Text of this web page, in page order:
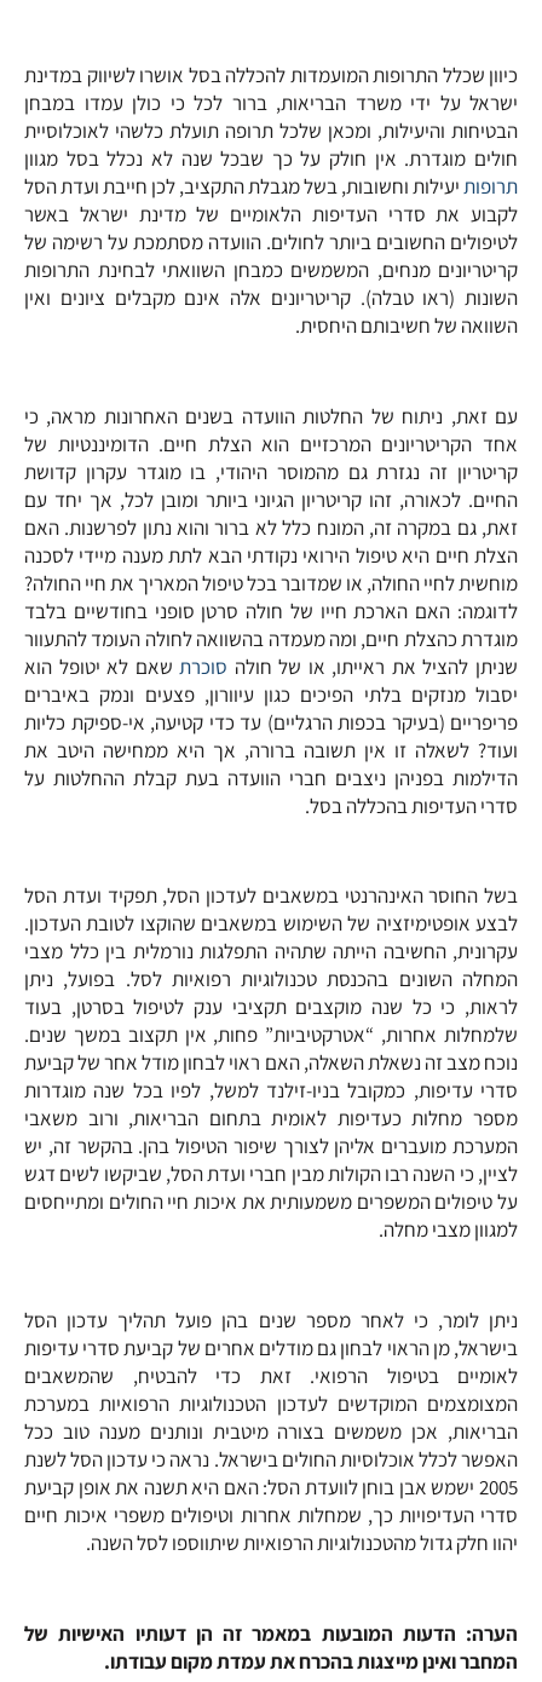
כיוון שכלל התרופות המועמדות להכללה בסל אושרו לשיווק במדינת
ישראל על ידי משרד הבריאות, ברור לכל כי כולן עמדו במבחן
הבטיחות והיעילות, ומכאן שלכל תרופה תועלת כלשהי לאוכלוסיית
חולים מוגדרת. אין חולק על כך שבכל שנה לא נכלל בסל מגוון
תרופותיעילות וחשובות, בשל מגבלת התקציב, לכן חייבת ועדת הסל
לקבוע את סדרי העדיפות הלאומיים של מדינת ישראל באשר
לטיפולים החשובים ביותר לחולים. הוועדה מסתמכת על רשימה של
קריטריונים מנחים, המשמשים כמבחן השוואתי לבחינת התרופות
השונות (ראו טבלה). קריטריונים אלה אינם מקבלים ציונים ואין
השוואה של חשיבותם היחסית.
עם זאת, ניתוח של החלטות הוועדה בשנים האחרונות מראה, כי
אחד הקריטריונים המרכזיים הוא הצלת חיים. הדומיננטיות של
קריטריון זה נגזרת גם מהמוסר היהודי, בו מוגדר עקרון קדושת
החיים. לכאורה, זהו קריטריון הגיוני ביותר ומובן לכל, אך יחד עם
זאת, גם במקרה זה, המונח כלל לא ברור והוא נתון לפרשנות. האם
הצלת חיים היא טיפול הירואי נקודתי הבא לתת מענה מיידי לסכנה
מוחשית לחיי החולה, או שמדובר בכל טיפול המאריך את חיי החולה?
לדוגמה: האם הארכת חייו של חולה סרטן סופני בחודשיים בלבד
מוגדרת כהצלת חיים, ומה מעמדה בהשוואה לחולה העומד להתעוור
שניתן להציל את ראייתו, או של חולה סוכרתשאם לא יטופל הוא
יסבול מנזקים בלתי הפיכים כגון עיוורון, פצעים ונמק באיברים
פריפריים (בעיקר בכפות הרגליים) עד כדי קטיעה, אי-ספיקת כליות
ועוד? לשאלה זו אין תשובה ברורה, אך היא ממחישה היטב את
הדילמות בפניהן ניצבים חברי הוועדה בעת קבלת ההחלטות על
סדרי העדיפות בהכללה בסל.
בשל החוסר האינהרנטי במשאבים לעדכון הסל, תפקיד ועדת הסל
לבצע אופטימיזציה של השימוש במשאבים שהוקצו לטובת העדכון.
עקרונית, החשיבה הייתה שתהיה התפלגות נורמלית בין כלל מצבי
המחלה השונים בהכנסת טכנולוגיות רפואיות לסל. בפועל, ניתן
לראות, כי כל שנה מוקצבים תקציבי ענק לטיפול בסרטן, בעוד
שלמחלות אחרות, “אטרקטיביות” פחות, אין תקצוב במשך שנים.
נוכח מצב זה נשאלת השאלה, האם ראוי לבחון מודל אחר של קביעת
סדרי עדיפות, כמקובל בניו-זילנד למשל, לפיו בכל שנה מוגדרות
מספר מחלות כעדיפות לאומית בתחום הבריאות, ורוב משאבי
המערכת מועברים אליהן לצורך שיפור הטיפול בהן. בהקשר זה, יש
לציין, כי השנה רבו הקולות מבין חברי ועדת הסל, שביקשו לשים דגש
על טיפולים המשפרים משמעותית את איכות חיי החולים ומתייחסים
למגוון מצבי מחלה.
ניתן לומר, כי לאחר מספר שנים בהן פועל תהליך עדכון הסל
בישראל, מן הראוי לבחון גם מודלים אחרים של קביעת סדרי עדיפות
לאומיים בטיפול הרפואי. זאת כדי להבטיח, שהמשאבים
המצומצמים המוקדשים לעדכון הטכנולוגיות הרפואיות במערכת
הבריאות, אכן משמשים בצורה מיטבית ונותנים מענה טוב ככל
האפשר לכלל אוכלוסיות החולים בישראל. נראה כי עדכון הסל לשנת
2005 ישמש אבן בוחן לוועדת הסל: האם היא תשנה את אופן קביעת
סדרי העדיפויות כך, שמחלות אחרות וטיפולים משפרי איכות חיים
יהוו חלק גדול מהטכנולוגיות הרפואיות שיתווספו לסל השנה.
הערה: הדעות המובעות במאמר זה הן דעותיו האישיות של
המחבר ואינן מייצגות בהכרח את עמדת מקום עבודתו.